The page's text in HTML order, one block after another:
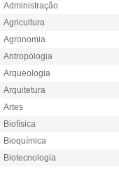
Administração
Agricultura
Agronomia
Antropologia
Arqueologia
Arquitetura
Artes
Biofísica
Bioquímica
Biotecnologia